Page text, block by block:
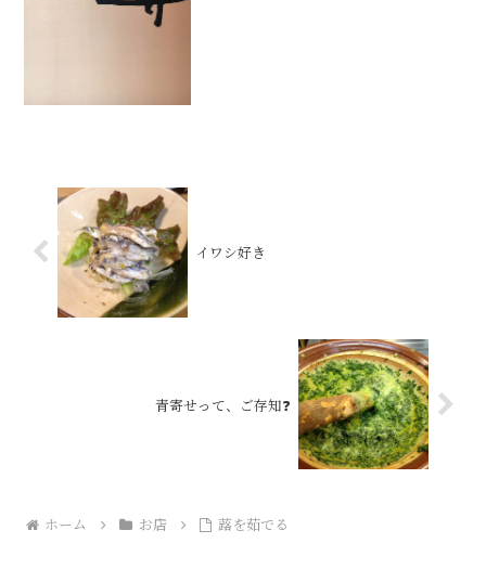
イワシ好き
青寄せって、ご存知❓
ホーム お店 蕗を茹でる